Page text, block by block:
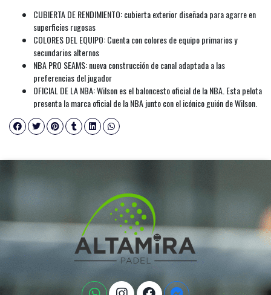
CUBIERTA DE RENDIMIENTO: cubierta exterior diseñada para agarre en
superficies rugosas
COLORES DEL EQUIPO: Cuenta con colores de equipo primarios y
secundarios alternos
NBA PRO SEAMS: nueva construcción de canal adaptada a las
preferencias del jugador
OFICIAL DE LA NBA: Wilson es el baloncesto oficial de la NBA. Esta pelota
presenta la marca oficial de la NBA junto con el icónico guión de Wilson.